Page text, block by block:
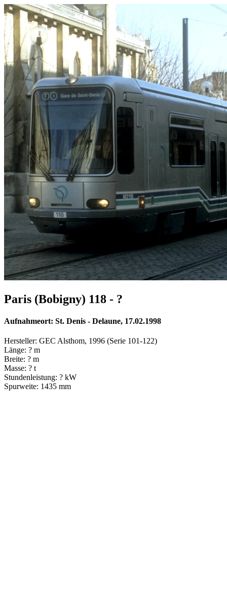
Paris (Bobigny) 118 - ?
Aufnahmeort: St. Denis - Delaune, 17.02.1998
Hersteller: GEC Alsthom, 1996 (Serie 101-122)
Länge: ? m
Breite: ? m
Masse: ? t
Stundenleistung: ? kW
Spurweite: 1435 mm